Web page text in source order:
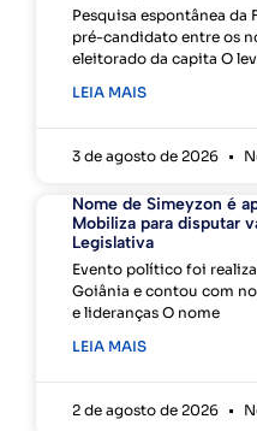
Pesquisa espontânea
pré-candidato entre os
eleitorado da capita O
LEIA MAIS
3 de agosto de 2026
Nome de Simeyzon é
Mobiliza para disputar
Legislativa
Evento político foi
Goiânia e contou com
e lideranças O nome
LEIA MAIS
2 de agosto de 2026